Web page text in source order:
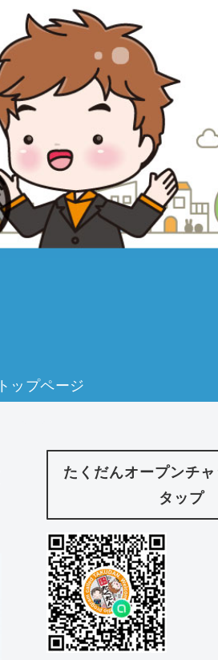
トップページ
たくだんオープンチ
タップ